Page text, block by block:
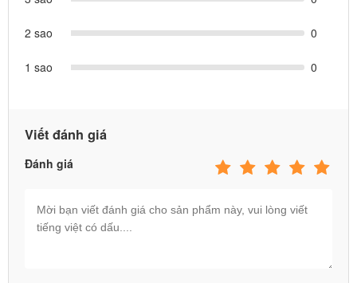
2 sao 0
1 sao 0
Viết đánh giá
Đánh giá